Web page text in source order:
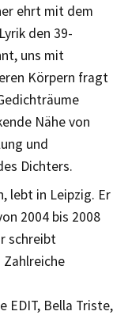
ehrt mit dem
den 39-
uns mit
Körpern fragt
Nähe von
und
Dichters.
lebt in Leipzig. Er
2004 bis 2008
schreibt
EDIT, Bella Triste,